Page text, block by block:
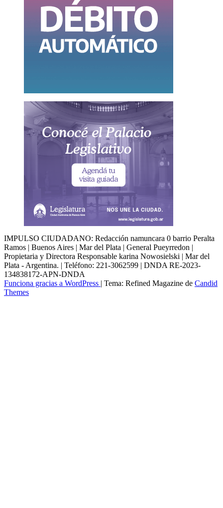
IMPULSO CIUDADANO: Redacción namuncara 0 barrio Peralta
Ramos | Buenos Aires | Mar del Plata | General Pueyrredon |
Propietaria y Directora Responsable karina Nowosielski | Mar del
Plata - Argentina. | Teléfono: 221-3062599 | DNDA RE-2023-
134838172-APN-DNDA
Funciona gracias a WordPress | Tema: Refined Magazine de Candid
Themes